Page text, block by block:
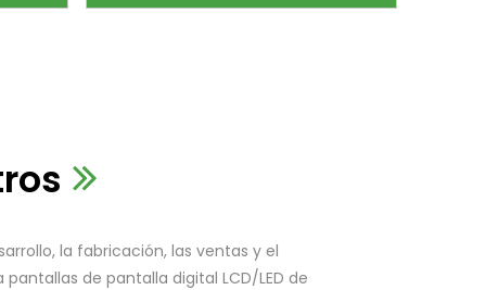
la fabricación, las ventas y el
de pantalla digital LCD/LED de